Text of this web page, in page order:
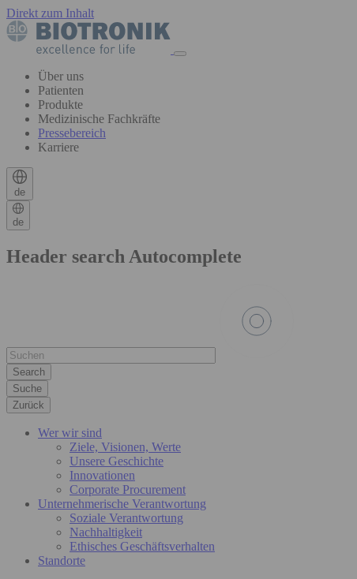
Direkt zum Inhalt
Über uns
Patienten
Produkte
Medizinische Fachkräfte
Pressebereich
Karriere
de
de
Header search Autocomplete
Suche
Zurück
Wer wir sind
Ziele, Visionen, Werte
Unsere Geschichte
Innovationen
Corporate Procurement
Unternehmerische Verantwortung
Soziale Verantwortung
Nachhaltigkeit
Ethisches Geschäftsverhalten
Standorte